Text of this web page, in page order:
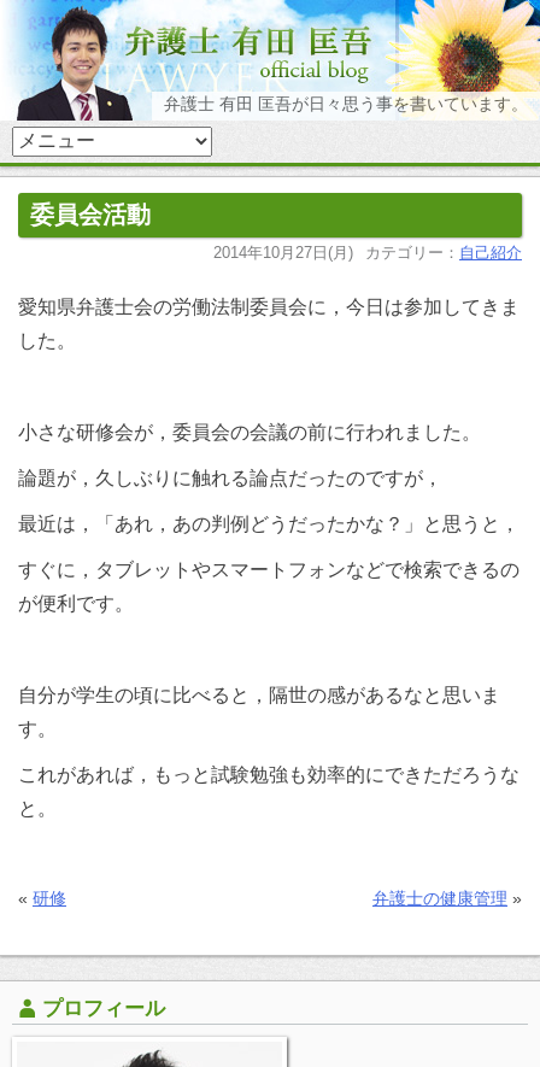
弁護士 有田 匡吾が日々思う事を書いています。
委員会活動
2014年10月27日(月) カテゴリー： 自己紹介
愛知県弁護士会の労働法制委員会に，今日は参加してきま
した。
小さな研修会が，委員会の会議の前に行われました。
論題が，久しぶりに触れる論点だったのですが，
最近は，「あれ，あの判例どうだったかな？」と思うと，
すぐに，タブレットやスマートフォンなどで検索できるの
が便利です。
自分が学生の頃に比べると，隔世の感があるなと思いま
す。
これがあれば，もっと試験勉強も効率的にできただろうな
と。
« 研修 弁護士の健康管理 »
プロフィール